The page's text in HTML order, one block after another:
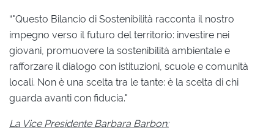
“"Questo Bilancio di Sostenibilità racconta il nostro
impegno verso il futuro del territorio: investire nei
giovani, promuovere la sostenibilità ambientale e
rafforzare il dialogo con istituzioni, scuole e comunità
locali. Non è una scelta tra le tante: è la scelta di chi
guarda avanti con fiducia."
La Vice Presidente Barbara Barbon: